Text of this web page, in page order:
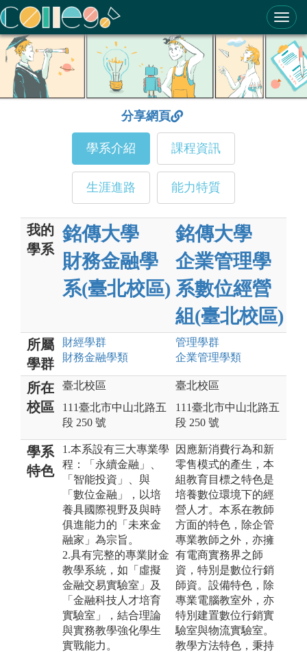
ColleGo! 大學選才與高中育才輔助系統
分享網頁
學系介紹 課程資訊
生涯進路 能力特質
我的
學系
銘傳大學
財務金融學
系(臺北校區)
銘傳大學
企業管理學
系數位經營
組(臺北校區)
所屬
學群
財經學群
財務金融學類
管理學群
企業管理學類
所在
校區
臺北校區
111臺北市中山北路五
段 250 號
臺北校區
111臺北市中山北路五
段 250 號
學系
特色
1.本系設有三大專業學
程：「永續金融」、
「智能投資」、與
「數位金融」，以培
養具國際視野及與時
俱進能力的「未來金
融家」為宗旨。
2.具有完整的專業財金
教學系統，如「虛擬
金融交易實驗室」及
「金融科技人才培育
實驗室」，結合理論
與實務教學強化學生
實戰能力。
因應新消費行為和新
零售模式的產生，本
組教育目標之特色是
培養數位環境下的經
營人才。本系在教師
方面的特色，除企管
專業教師之外，亦擁
有電商實務界之師
資，特別是數位行銷
師資。設備特色，除
專業電腦教室外，亦
特別建置數位行銷實
驗室與物流實驗室。
教學方法特色，秉持